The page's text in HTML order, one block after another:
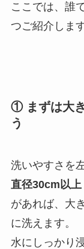
ここでは、誰
つご紹介しま
① まずは大
う
洗いやすさを
直径30cm以
があれば、大
に洗えます。
水にしっかり